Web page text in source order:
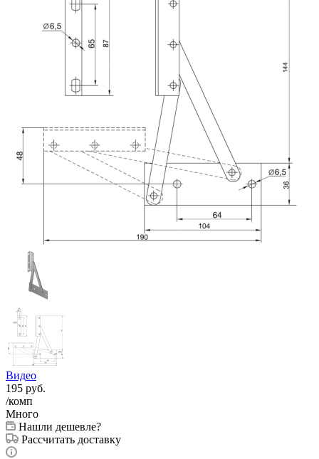
Видео
195 руб.
/комп
Много
Нашли дешевле?
Рассчитать доставку